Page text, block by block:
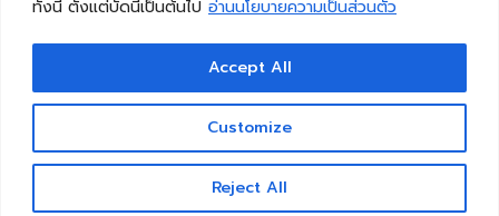
ทั้งนี้ ตั้งแต่บัดนี้เป็นต้นไป อ่านนโยบายความเป็นส่วนตัว
Customize
Reject All
Accept All
Copyright © 2026 คณะวิศวกรรมศาสตร์ มหาวิทยาลัย
เทคโนโลยีราชมงคลธัญบุรี